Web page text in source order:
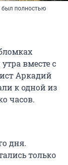
был полностью
вместе с
Аркадий
к одной из
часов.
дня.
только